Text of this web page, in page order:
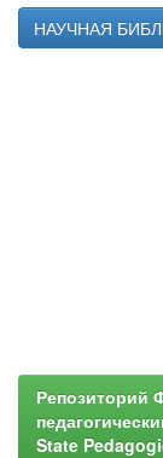
НАУЧНАЯ
Репозиторий
State